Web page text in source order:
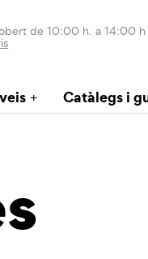
de 10:00 h. a 14:00
Catàlegs i